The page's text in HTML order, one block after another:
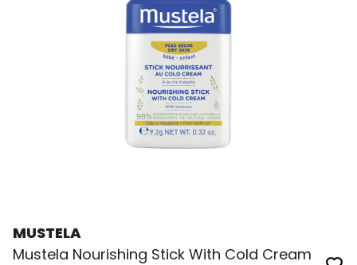
MUSTELA
Mustela Nourishing Stick With Cold Cream